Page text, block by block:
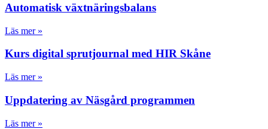
Automatisk växtnäringsbalans
Läs mer »
Kurs digital sprutjournal med HIR Skåne
Läs mer »
Uppdatering av Näsgård programmen
Läs mer »